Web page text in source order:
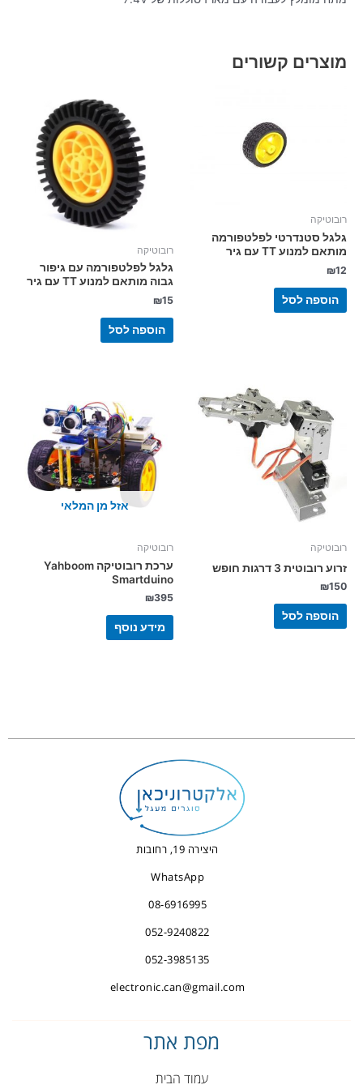
מוצרים קשורים
רובוטיקה
גלגל סטנדרטי לפלטפורמה
מותאם למנוע TT עם גיר
₪12
הוספה לסל
רובוטיקה
גלגל לפלטפורמה עם גיפור
גבוה מותאם למנוע TT עם גיר
₪15
הוספה לסל
רובוטיקה
זרוע רובוטית 3 דרגות חופש
₪150
הוספה לסל
אזל מן המלאי
רובוטיקה
ערכת רובוטיקה Yahboom
Smartduino
₪395
מידע נוסף
היצירה 19, רחובות
WhatsApp
08-6916995
052-9240822
052-3985135
electronic.can@gmail.com
מפת אתר
עמוד הבית